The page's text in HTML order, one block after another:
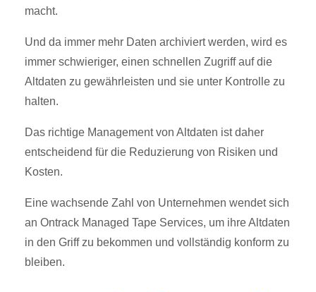
macht.
Und da immer mehr Daten archiviert werden, wird es
immer schwieriger, einen schnellen Zugriff auf die
Altdaten zu gewährleisten und sie unter Kontrolle zu
halten.
Das richtige Management von Altdaten ist daher
entscheidend für die Reduzierung von Risiken und
Kosten.
Eine wachsende Zahl von Unternehmen wendet sich
an Ontrack Managed Tape Services, um ihre Altdaten
in den Griff zu bekommen und vollständig konform zu
bleiben.